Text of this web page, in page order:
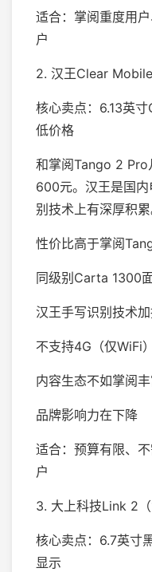
适合：掌阅重度用
户
2. 汉王Clear Mobile
核心卖点：6.13英
低价格
和掌阅Tango 2 Pro
600元。汉王是国
别技术上有深厚积累
性价比高于掌阅
同级别Carta 1300
汉王手写识别技术
不支持4G（仅WiFi）
内容生态不如掌阅
品牌影响力在下降
适合：预算有限、
户
3. 大上科技Link 2（
核心卖点：6.7英寸
显示